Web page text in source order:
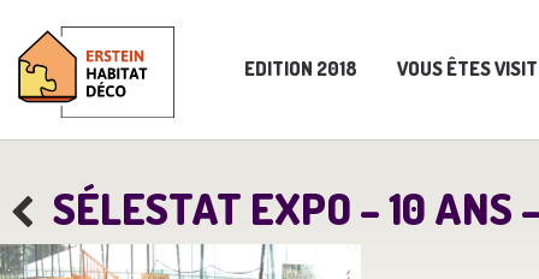
EDITION 2018 VOUS ÊTES
SÉLESTAT EXPO – 10 ANS